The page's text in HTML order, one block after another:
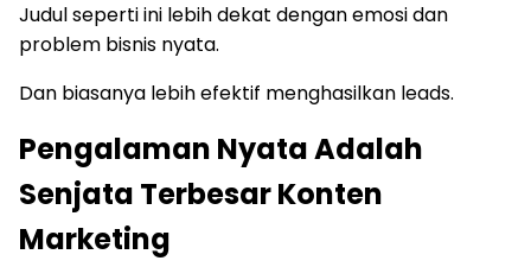
Judul seperti ini lebih dekat dengan emosi dan
problem bisnis nyata.
Dan biasanya lebih efektif menghasilkan leads.
Pengalaman Nyata Adalah
Senjata Terbesar Konten
Marketing